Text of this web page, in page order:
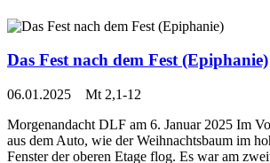
Das Fest nach dem Fest (Epiphanie)
06.01.2025 Mt 2,1-12
Morgenandacht DLF am 6. Januar 2025 Im
aus dem Auto, wie der Weihnachtsbaum im
Fenster der oberen Etage flog. Es war am